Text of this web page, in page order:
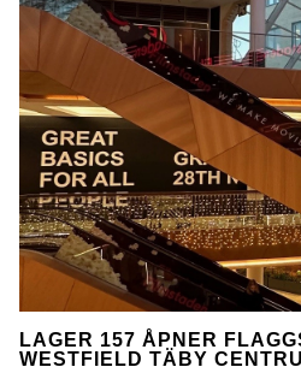
LAGER 157 ÅPNER
WESTFIELD TÄBY